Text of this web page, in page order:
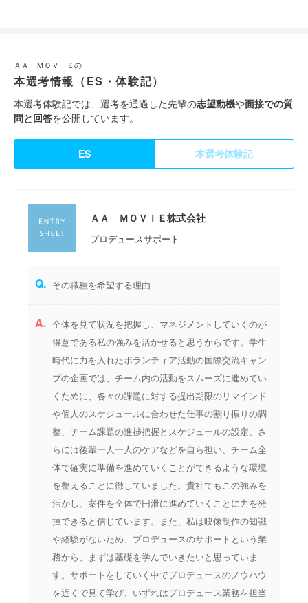
ＡＡ ＭＯＶＩＥの
本選考情報（ES・体験記）
本選考体験記では、選考を通過した先輩の志望動機や面接での質
問と回答を公開しています。
ES 本選考体験記
ＡＡ ＭＯＶＩＥ株式会社
プロデュースサポート
Q. その職種を希望する理由
A. 全体を見て状況を把握し、マネジメントしていくのが
得意である私の強みを活かせると思うからです。学生
時代に力を入れたボランティア活動の国際交流キャン
プの企画では、チーム内の活動をスムーズに進めてい
くために、各々の課題に対する提出期限のリマインド
や個人のスケジュールに合わせた仕事の割り振りの調
整、チーム課題の進捗把握とスケジュールの設定、さ
らには後輩一人一人のケアなどを自ら担い、チーム全
体で確実に準備を進めていくことができるような環境
を整えることに徹していました。貴社でもこの強みを
活かし、案件を全体で円滑に進めていくことに力を発
揮できると信じています。また、私は映像制作の知識
や経験がないため、プロデュースのサポートという業
務から、まずは基礎を学んでいきたいと思っていま
す。サポートをしていく中でプロデュースのノウハウ
を近くで見て学び、いずれはプロデュース業務を担当